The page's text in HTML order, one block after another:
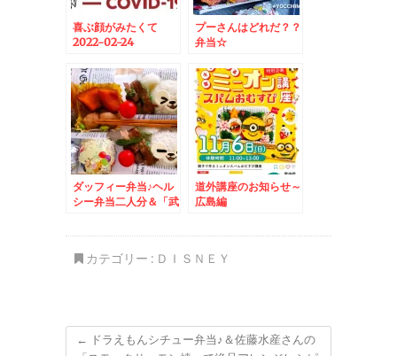
喜ぶ顔がみたくて
2022-02-24
プーさんはどれだ？？
弁当☆
ダッフィー弁当♪ヘル
シー弁当二人分＆「武
道外講座のお知らせ～
広島編
カテゴリー : ＤＩＳＮＥＹ
← ドラえもんシチュー弁当♪＆佐藤水産さんの